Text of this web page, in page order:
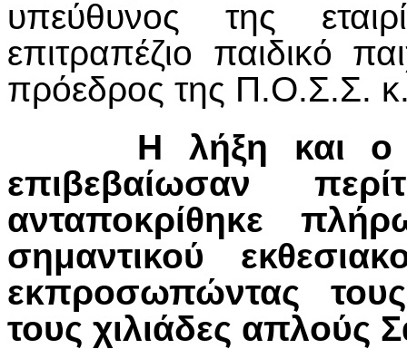
υπεύθυνος της
επιτραπέζιο παιδικό
πρόεδρος της Π.Ο.Σ.Σ.
Η λήξη και ο
επιβεβαίωσαν
ανταποκρίθηκε
σημαντικού
εκπροσωπώντας
τους χιλιάδες απλούς